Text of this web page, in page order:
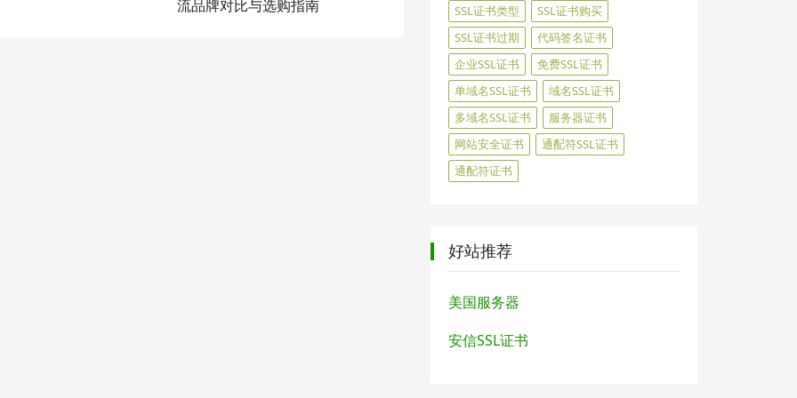
流品牌对比与选购指南
SSL证书类型
SSL证书购买
SSL证书过期
代码签名证书
企业SSL证书
免费SSL证书
单域名SSL证书
域名SSL证书
多域名SSL证书
服务器证书
网站安全证书
通配符SSL证书
通配符证书
好站推荐
美国服务器
安信SSL证书